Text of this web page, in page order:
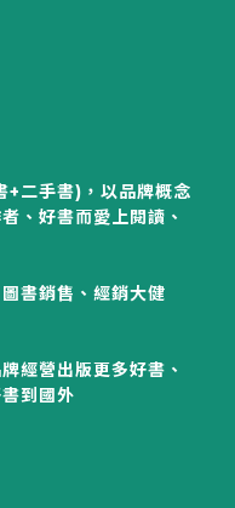
+二手書)，以品牌概念
、好書而愛上閱讀、
書銷售、經銷大健
經營出版更多好書、
到國外